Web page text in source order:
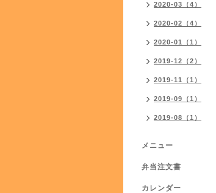
2020-03（4）
2020-02（4）
2020-01（1）
2019-12（2）
2019-11（1）
2019-09（1）
2019-08（1）
メニュー
弁当注文書
カレンダー